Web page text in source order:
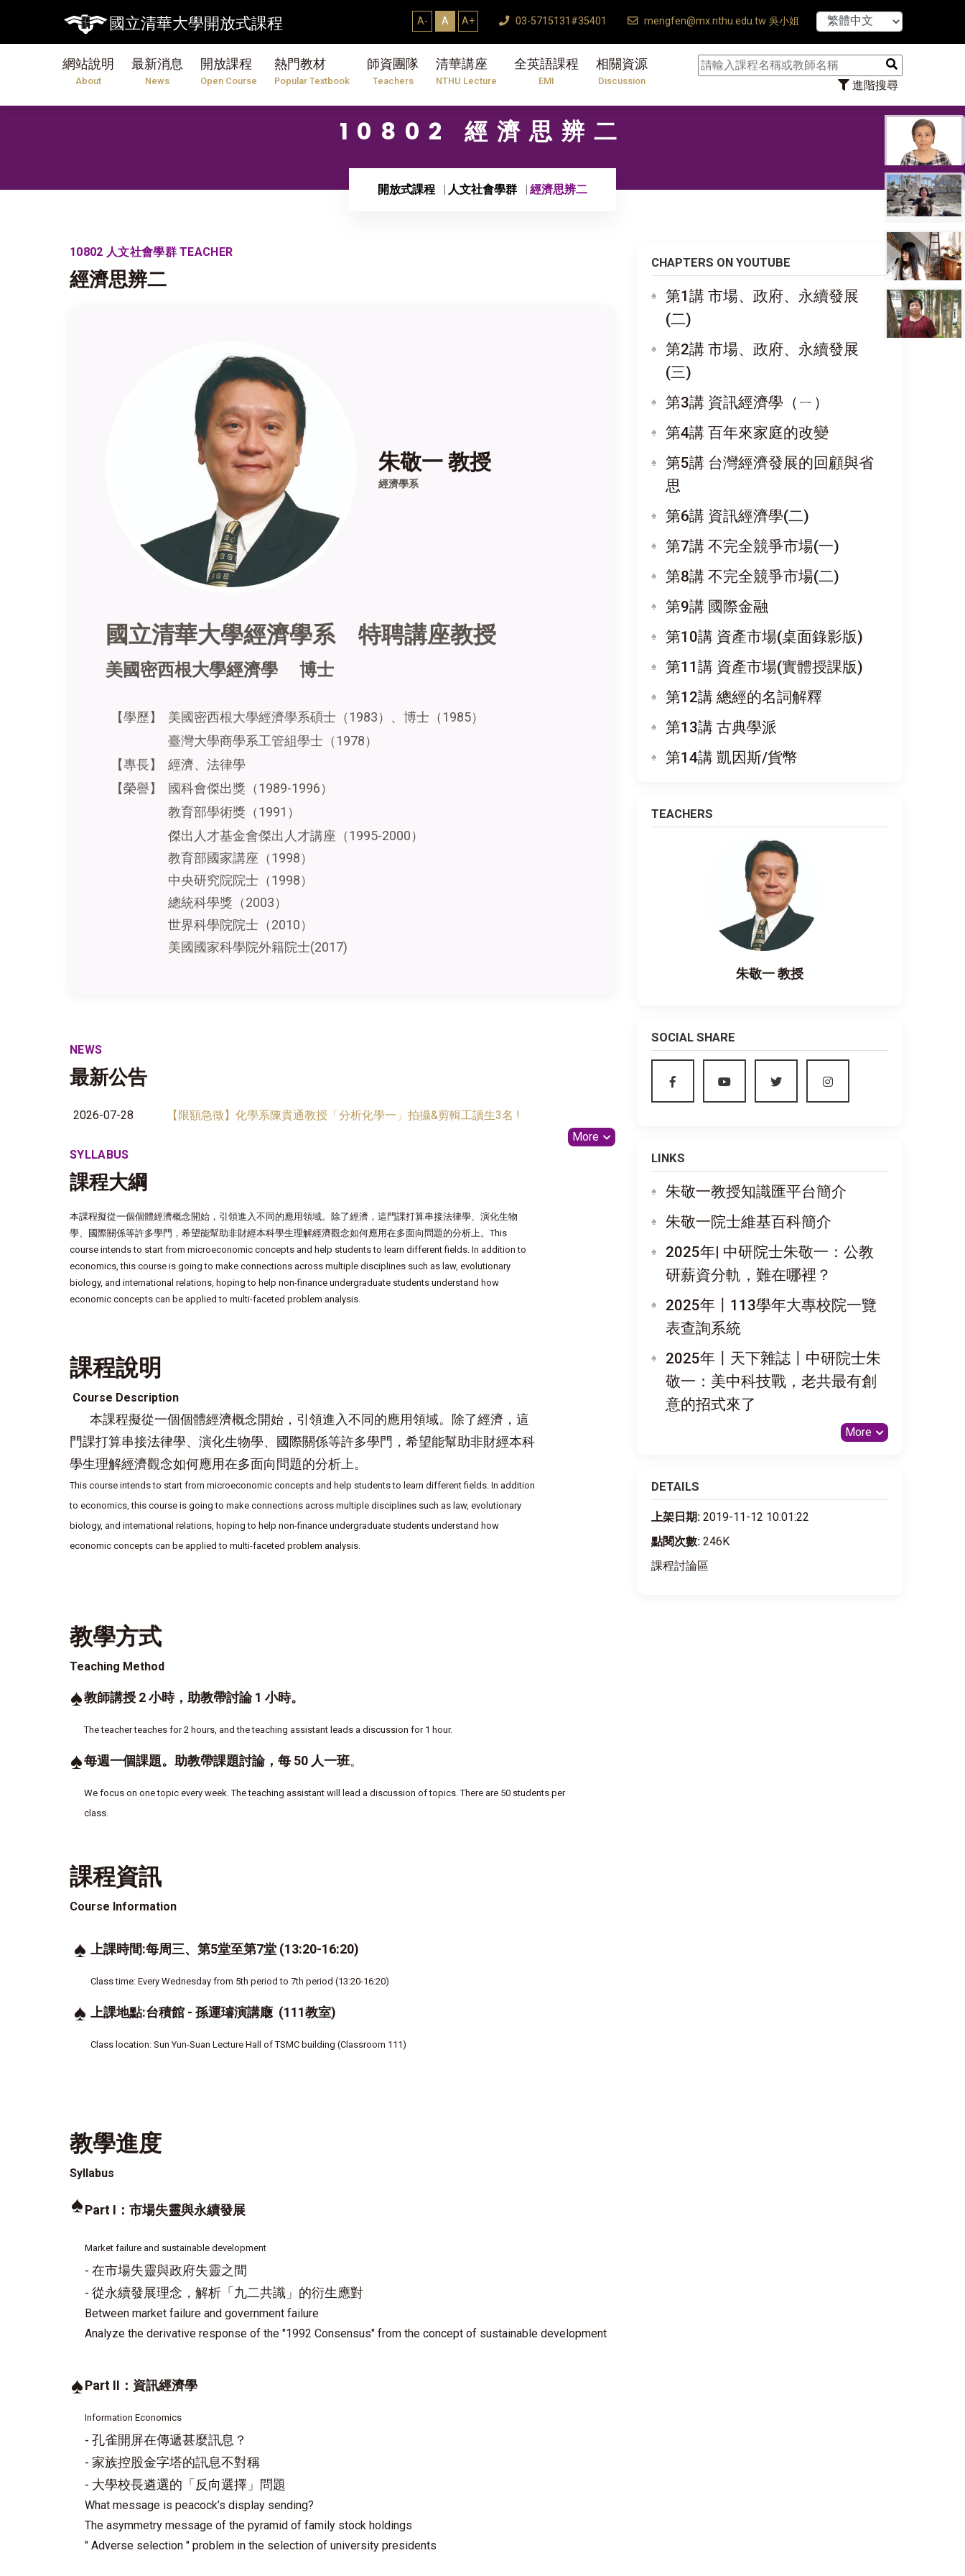
國立清華大學開放式課程 A- A A+ 03-5715131#35401 mengfen@mx.nthu.edu.tw 吳小姐
網站說明
About
最新消息
News
開放課程
Open Course
熱門教材
Popular Textbook
師資團隊
Teachers
清華講座
NTHU Lecture
全英語課程
EMI
相關資源
Discussion 進階搜尋
【7/31】114學
10802 經濟思辨二
開放式課程 人文社會學群 經濟思辨二
10802 人文社會學群 TEACHER
經濟思辨二
朱敬一 教授
經濟學系
國立清華大學經濟學系 特聘講座教授
美國密西根大學經濟學 博士
【學歷】
美國密西根大學經濟學系碩士（1983）、博士（1985）
臺灣大學商學系工管組學士（1978）
【專長】 經濟、法律學
【榮譽】
國科會傑出獎（1989-1996）
教育部學術獎（1991）
傑出人才基金會傑出人才講座（1995-2000）
教育部國家講座（1998）
中央研究院院士（1998）
總統科學獎（2003）
世界科學院院士（2010）
美國國家科學院外籍院士(2017)
NEWS
最新公告
2026-07-28
【限額急徵】化學系陳貴通教授「分析化學一」拍攝&剪輯工讀生3名 !
More
SYLLABUS
課程大綱
本課程擬從一個個體經濟概念開始，引領進入不同的應用領域。除了經濟，這門課打算串接法律學、演化生物
學、國際關係等許多學門，希望能幫助非財經本科學生理解經濟觀念如何應用在多面向問題的分析上。This
course intends to start from microeconomic concepts and help students to learn different fields. In addition to
economics, this course is going to make connections across multiple disciplines such as law, evolutionary
biology, and international relations, hoping to help non-finance undergraduate students understand how
economic concepts can be applied to multi-faceted problem analysis.
課程說明
Course Description
本課程擬從一個個體經濟概念開始，引領進入不同的應用領域。除了經濟，這
門課打算串接法律學、演化生物學、國際關係等許多學門，希望能幫助非財經本科
學生理解經濟觀念如何應用在多面向問題的分析上。
This course intends to start from microeconomic concepts and help students to learn different fields. In addition
to economics, this course is going to make connections across multiple disciplines such as law, evolutionary
biology, and international relations, hoping to help non-finance undergraduate students understand how
economic concepts can be applied to multi-faceted problem analysis.
教學方式
Teaching Method
♠教師講授 2 小時，助教帶討論 1 小時。
The teacher teaches for 2 hours, and the teaching assistant leads a discussion for 1 hour.
♠每週一個課題。助教帶課題討論，每 50 人一班。
We focus on one topic every week. The teaching assistant will lead a discussion of topics. There are 50 students per
class.
課程資訊
Course Information
♠ 上課時間:每周三、第5堂至第7堂 (13:20-16:20)
Class time: Every Wednesday from 5th period to 7th period (13:20-16:20)
♠ 上課地點:台積館 - 孫運璿演講廰 (111教室)
Class location: Sun Yun-Suan Lecture Hall of TSMC building (Classroom 111)
教學進度
Syllabus
♠Part I：市場失靈與永續發展
Market failure and sustainable development
- 在市場失靈與政府失靈之間
- 從永續發展理念，解析「九二共識」的衍生應對
Between market failure and government failure
Analyze the derivative response of the "1992 Consensus" from the concept of sustainable development
♠Part II：資訊經濟學
Information Economics
- 孔雀開屏在傳遞甚麼訊息？
- 家族控股金字塔的訊息不對稱
- 大學校長遴選的「反向選擇」問題
What message is peacock’s display sending?
The asymmetry message of the pyramid of family stock holdings
" Adverse selection " problem in the selection of university presidents
CHAPTERS ON YOUTUBE
第1講 市場、政府、永續發展
(二)
第2講 市場、政府、永續發展
(三)
第3講 資訊經濟學（ㄧ）
第4講 百年來家庭的改變
第5講 台灣經濟發展的回顧與省
思
第6講 資訊經濟學(二)
第7講 不完全競爭市場(一)
第8講 不完全競爭市場(二)
第9講 國際金融
第10講 資產市場(桌面錄影版)
第11講 資產市場(實體授課版)
第12講 總經的名詞解釋
第13講 古典學派
第14講 凱因斯/貨幣
TEACHERS
朱敬一 教授
SOCIAL SHARE
LINKS
朱敬一教授知識匯平台簡介
朱敬一院士維基百科簡介
2025年| 中研院士朱敬一：公教
研薪資分軌，難在哪裡？
2025年〡113學年大專校院一覽
表查詢系統
2025年〡天下雜誌〡中研院士朱
敬一：美中科技戰，老共最有創
意的招式來了
More
DETAILS
上架日期: 2019-11-12 10:01:22
點閱次數: 246K
課程討論區